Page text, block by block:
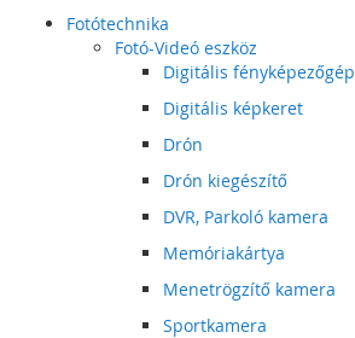
Fotótechnika
Fotó-Videó eszköz
Digitális fényképezőgép
Digitális képkeret
Drón
Drón kiegészítő
DVR, Parkoló kamera
Memóriakártya
Menetrögzítő kamera
Sportkamera